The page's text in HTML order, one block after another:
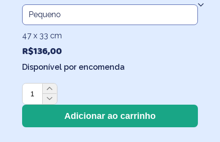
47 x 33 cm
R$136,00
Disponível por encomenda
Saco
de
Suja
Adicionar ao carrinho